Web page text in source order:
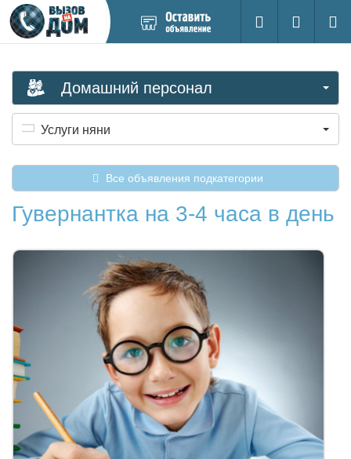
новое
Поиск
Вход на
Домашний персонал
Услуги няни
Все объявления подкатегории
Гувернантка на 3-4 часа в день